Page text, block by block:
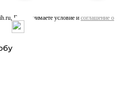
Вы принимаете условие и соглашение о